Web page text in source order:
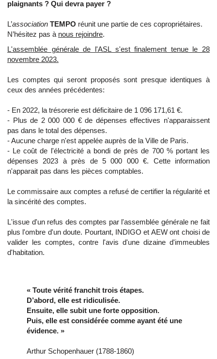
plaignants ? Qui devra payer ?
L’association TEMPO réunit une partie de ces copropriétaires.
N’hésitez pas à nous rejoindre.
L'assemblée générale de l'ASL s'est finalement tenue le 28
novembre 2023.
Les comptes qui seront proposés sont presque identiques à
ceux des années précédentes:
- En 2022, la trésorerie est déficitaire de 1 096 171,61 €.
- Plus de 2 000 000 € de dépenses effectives n'apparaissent
pas dans le total des dépenses.
- Aucune charge n'est appelée auprès de la Ville de Paris.
- Le coût de l'électricité a bondi de près de 700 % portant les
dépenses 2023 à près de 5 000 000 €. Cette information
n'apparait pas dans les pièces comptables.
Le commissaire aux comptes a refusé de certifier la régularité et
la sincérité des comptes.
L'issue d'un refus des comptes par l'assemblée générale ne fait
plus l'ombre d'un doute. Pourtant, INDIGO et AEW ont choisi de
valider les comptes, contre l'avis d'une dizaine d'immeubles
d'habitation.
« Toute vérité franchit trois étapes.
D’abord, elle est ridiculisée.
Ensuite, elle subit une forte opposition.
Puis, elle est considérée comme ayant été une
évidence. »
Arthur Schopenhauer (1788-1860)